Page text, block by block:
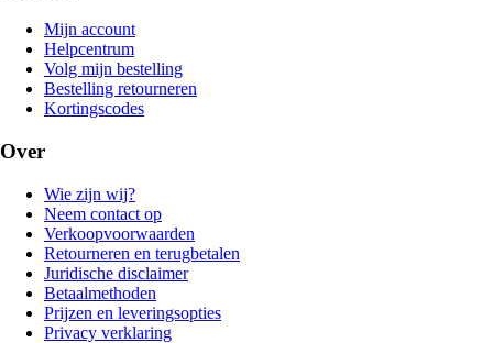
Mijn account
Helpcentrum
Volg mijn bestelling
Bestelling retourneren
Kortingscodes
Over
Wie zijn wij?
Neem contact op
Verkoopvoorwaarden
Retourneren en terugbetalen
Juridische disclaimer
Betaalmethoden
Prijzen en leveringsopties
Privacy verklaring